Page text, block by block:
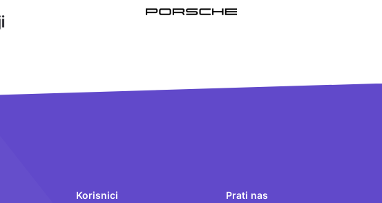
Korisnici
Prati nas